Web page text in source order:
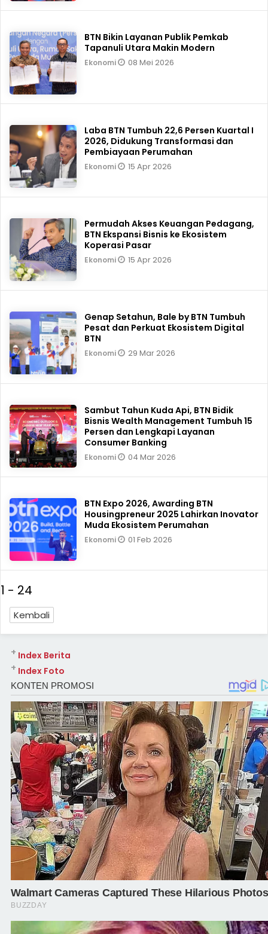
BTN Bikin Layanan Publik Pemkab
Tapanuli Utara Makin Modern
Ekonomi 08 Mei 2026
Laba BTN Tumbuh 22,6 Persen Kuartal I
2026, Didukung Transformasi dan
Pembiayaan Perumahan
Ekonomi 15 Apr 2026
Permudah Akses Keuangan Pedagang,
BTN Ekspansi Bisnis ke Ekosistem
Koperasi Pasar
Ekonomi 15 Apr 2026
Genap Setahun, Bale by BTN Tumbuh
Pesat dan Perkuat Ekosistem Digital
BTN
Ekonomi 29 Mar 2026
Sambut Tahun Kuda Api, BTN Bidik
Bisnis Wealth Management Tumbuh 15
Persen dan Lengkapi Layanan
Consumer Banking
Ekonomi 04 Mar 2026
BTN Expo 2026, Awarding BTN
Housingpreneur 2025 Lahirkan Inovator
Muda Ekosistem Perumahan
Ekonomi 01 Feb 2026
1 - 24
Kembali
Index Berita
+
Index Foto
+